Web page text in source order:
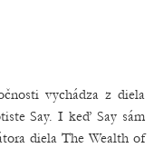
vychádza z diela
Say. I keď Say sám
diela The Wealth of